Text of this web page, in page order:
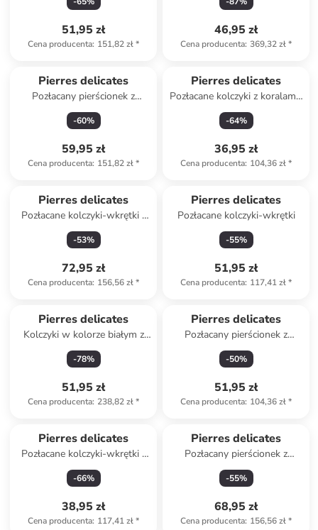
51,95 zł
Cena producenta: 151,82 zł*
46,95 zł
Cena producenta: 369,32 zł*
Pierres delicates
Pozłacany pierścionek z
kwarcem
-60%
59,95 zł
Cena producenta: 151,82 zł*
Pierres delicates
Pozłacane kolczyki z koralami i
cyrkoniami
-64%
36,95 zł
Cena producenta: 104,36 zł*
Pierres delicates
Pozłacane kolczyki-wkrętki z
perłami i cyrkoniami
-53%
72,95 zł
Cena producenta: 156,56 zł*
Pierres delicates
Pozłacane kolczyki-wkrętki
-55%
51,95 zł
Cena producenta: 117,41 zł*
Pierres delicates
Kolczyki w kolorze białym z
perłami
-78%
51,95 zł
Cena producenta: 238,82 zł*
Pierres delicates
Pozłacany pierścionek z
cyrkonią
-50%
51,95 zł
Cena producenta: 104,36 zł*
Pierres delicates
Pozłacane kolczyki-wkrętki z
perłami
-66%
38,95 zł
Cena producenta: 117,41 zł*
Pierres delicates
Pozłacany pierścionek z
zultanitem i perłą syntetyczną
-55%
68,95 zł
Cena producenta: 156,56 zł*